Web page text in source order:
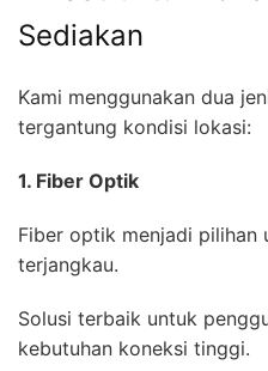
Sediakan
Kami menggunakan dua
tergantung kondisi lokasi:
1. Fiber Optik
Fiber optik menjadi pilihan
terjangkau.
Solusi terbaik untuk
kebutuhan koneksi tinggi.